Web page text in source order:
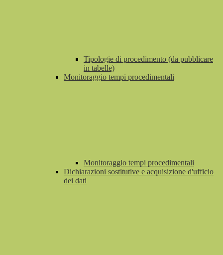
Tipologie di procedimento (da pubblicare
in tabelle)
Monitoraggio tempi procedimentali
Monitoraggio tempi procedimentali
Dichiarazioni sostitutive e acquisizione d'ufficio
dei dati